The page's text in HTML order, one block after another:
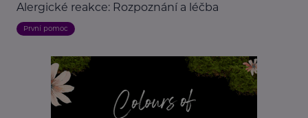
Alergické reakce: Rozpoznání a léčba
První pomoc